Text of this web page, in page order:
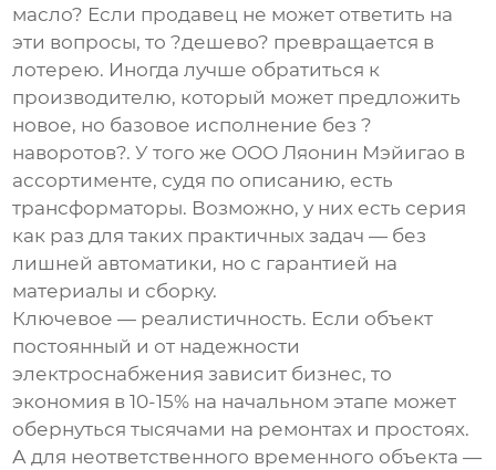
масло? Если продавец не может ответить на
эти вопросы, то ?дешево? превращается в
лотерею. Иногда лучше обратиться к
производителю, который может предложить
новое, но базовое исполнение без ?
наворотов?. У того же ООО Ляонин Мэйигао в
ассортименте, судя по описанию, есть
трансформаторы. Возможно, у них есть серия
как раз для таких практичных задач — без
лишней автоматики, но с гарантией на
материалы и сборку.
Ключевое — реалистичность. Если объект
постоянный и от надежности
электроснабжения зависит бизнес, то
экономия в 10-15% на начальном этапе может
обернуться тысячами на ремонтах и простоях.
А для неответственного временного объекта —